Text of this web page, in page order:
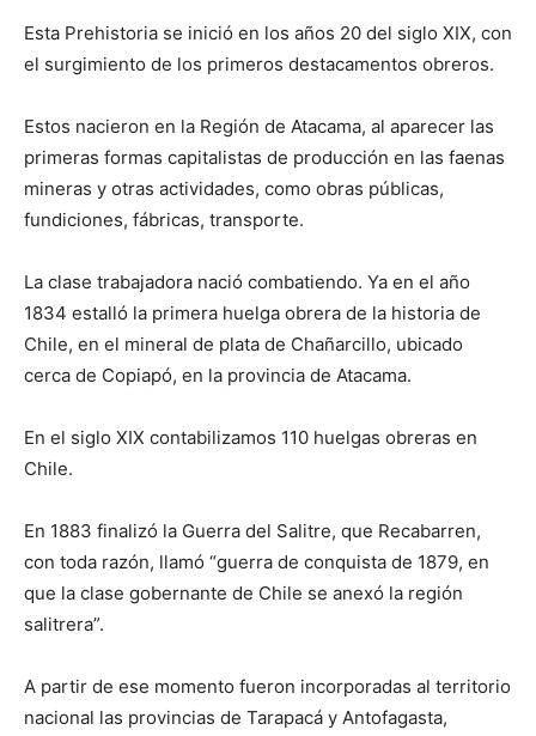
Esta Prehistoria se inició en los años 20 del siglo XIX, con
el surgimiento de los primeros destacamentos obreros.
Estos nacieron en la Región de Atacama, al aparecer las
primeras formas capitalistas de producción en las faenas
mineras y otras actividades, como obras públicas,
fundiciones, fábricas, transporte.
La clase trabajadora nació combatiendo. Ya en el año
1834 estalló la primera huelga obrera de la historia de
Chile, en el mineral de plata de Chañarcillo, ubicado
cerca de Copiapó, en la provincia de Atacama.
En el siglo XIX contabilizamos 110 huelgas obreras en
Chile.
En 1883 finalizó la Guerra del Salitre, que Recabarren,
con toda razón, llamó “guerra de conquista de 1879, en
que la clase gobernante de Chile se anexó la región
salitrera”.
A partir de ese momento fueron incorporadas al territorio
nacional las provincias de Tarapacá y Antofagasta,